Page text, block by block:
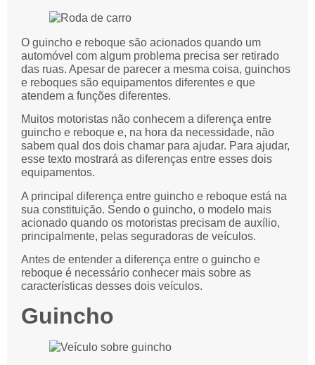
O guincho e reboque são acionados quando um
automóvel com algum problema precisa ser retirado
das ruas. Apesar de parecer a mesma coisa, guinchos
e reboques são equipamentos diferentes e que
atendem a funções diferentes.
Muitos motoristas não conhecem a diferença entre
guincho e reboque e, na hora da necessidade, não
sabem qual dos dois chamar para ajudar. Para ajudar,
esse texto mostrará as diferenças entre esses dois
equipamentos.
A principal diferença entre guincho e reboque está na
sua constituição. Sendo o guincho, o modelo mais
acionado quando os motoristas precisam de auxílio,
principalmente, pelas seguradoras de veículos.
Antes de entender a diferença entre o guincho e
reboque é necessário conhecer mais sobre as
características desses dois veículos.
Guincho